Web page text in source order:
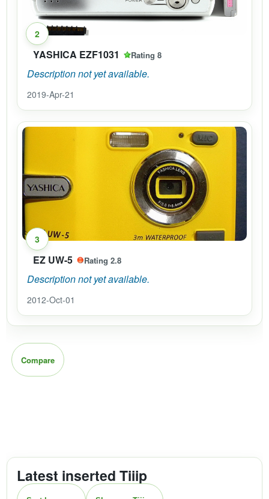
2
YASHICA EZF1031 Rating 8
Description not yet available.
2019-Apr-21
3
EZ UW-5 Rating 2.8
Description not yet available.
2012-Oct-01
Compare
Latest inserted Tiiip